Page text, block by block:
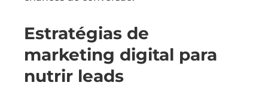
Estratégias de
marketing digital para
nutrir leads